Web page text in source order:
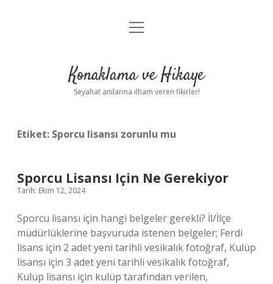
Anasayfa
Yasal Uyarı
menüyü
Konaklama ve Hikaye
Seyahat anılarına ilham veren fikirler!
Etiket: Sporcu lisansı zorunlu mu
Sporcu Lisansı Için Ne Gerekiyor
Tarih: Ekim 12, 2024
Sporcu lisansı için hangi belgeler gerekli? İl/İlçe
müdürlüklerine başvuruda istenen belgeler; Ferdi
lisans için 2 adet yeni tarihli vesikalık fotoğraf, Kulüp
lisansı için 3 adet yeni tarihli vesikalık fotoğraf,
Kulüp lisansı için kulüp tarafından verilen,